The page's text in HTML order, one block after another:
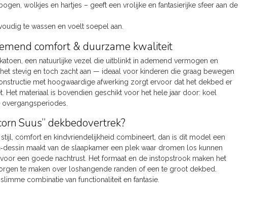
wolkjes en hartjes – geeft een vrolijke en fantasierijke sfeer aan de
te wassen en voelt soepel aan.
comfort & duurzame kwaliteit
een natuurlijke vezel die uitblinkt in ademend vermogen en
stevig en toch zacht aan — ideaal voor kinderen die graag bewegen
met hoogwaardige afwerking zorgt ervoor dat het dekbed er
Het materiaal is bovendien geschikt voor het hele jaar door: koel
Suus” dekbedovertrek?
comfort en kindvriendelijkheid combineert, dan is dit model een
maakt van de slaapkamer een plek waar dromen los kunnen
een goede nachtrust. Het formaat en de instopstrook maken het
te maken over loshangende randen of een te groot dekbed.
combinatie van functionaliteit en fantasie.